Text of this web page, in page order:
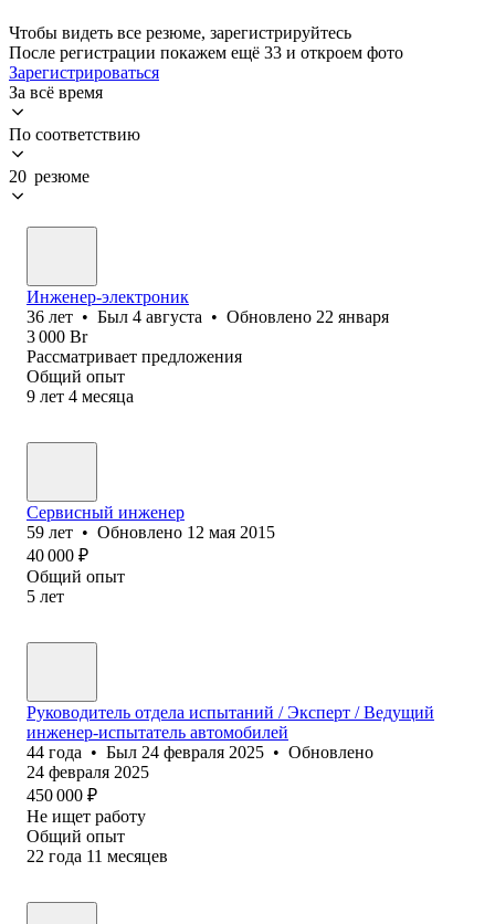
Чтобы видеть все резюме, зарегистрируйтесь
После регистрации покажем ещё 33 и откроем фото
Зарегистрироваться
За всё время
По соответствию
20 резюме
Инженер-электроник
36 лет • Был 4 августа • Обновлено 22 января
3 000 Br
Рассматривает предложения
Общий опыт
9 лет 4 месяца
Сервисный инженер
59 лет • Обновлено 12 мая 2015
40 000 ₽
Общий опыт
5 лет
Руководитель отдела испытаний / Эксперт / Ведущий
инженер-испытатель автомобилей
44 года • Был 24 февраля 2025 • Обновлено
24 февраля 2025
450 000 ₽
Не ищет работу
Общий опыт
22 года 11 месяцев